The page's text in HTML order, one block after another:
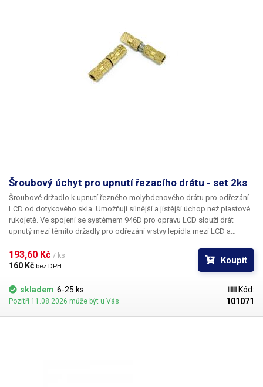
Šroubový úchyt pro upnutí řezacího drátu - set 2ks
Šroubové držadlo k upnutí řezného molybdenového drátu pro odřezání
LCD od dotykového skla. Umožňují silnější a jistější úchop než plastové
rukojetě. Ve spojení se systémem 946D pro opravu LCD slouží drát
upnutý mezi těmito držadly pro odřezání vrstvy lepidla mezi LCD a
193,60 Kč / ks
160 Kč bez DPH
Koupit
skladem 6-25 ks
Pozítří 11.08.2026 může být u Vás
Kód:
101071